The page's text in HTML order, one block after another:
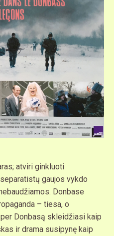
atviri ginkluoti
gaujos vykdo
Donbase
– tiesa, o
Donbasą skleidžiasi kaip
ir drama susipynę kaip